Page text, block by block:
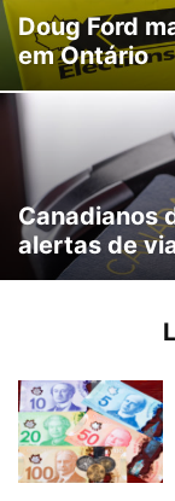
Doug Ford
em Ontário
Canadianos
alertas de